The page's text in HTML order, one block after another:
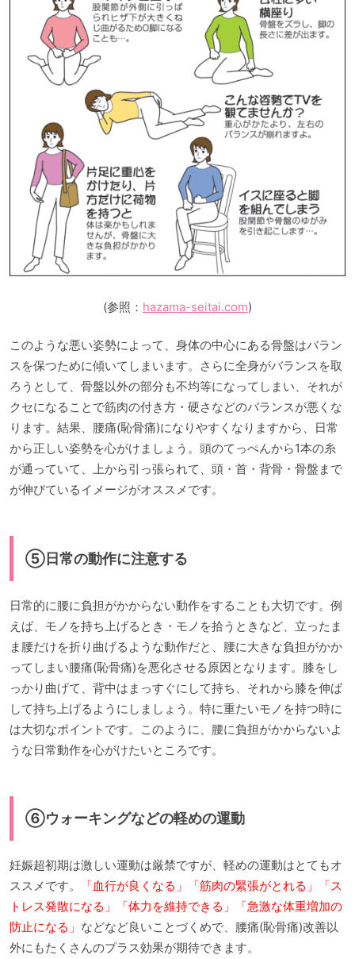
(参照： hazama-seitai.com)
このような悪い姿勢によって、身体の中心にある骨盤はバラン
スを保つために傾いてしまいます。さらに全身がバランスを取
ろうとして、骨盤以外の部分も不均等になってしまい、それが
クセになることで筋肉の付き方・硬さなどのバランスが悪くな
ります。結果、腰痛(恥骨痛)になりやすくなりますから、日常
から正しい姿勢を心がけましょう。頭のてっぺんから1本の糸
が通っていて、上から引っ張られて、頭・首・背骨・骨盤まで
が伸びているイメージがオススメです。
⑤日常の動作に注意する
日常的に腰に負担がかからない動作をすることも大切です。例
えば、モノを持ち上げるとき・モノを拾うときなど、立ったま
ま腰だけを折り曲げるような動作だと、腰に大きな負担がかか
ってしまい腰痛(恥骨痛)を悪化させる原因となります。膝をし
っかり曲げて、背中はまっすぐにして持ち、それから膝を伸ば
して持ち上げるようにしましょう。特に重たいモノを持つ時に
は大切なポイントです。このように、腰に負担がかからないよ
うな日常動作を心がけたいところです。
⑥ウォーキングなどの軽めの運動
妊娠超初期は激しい運動は厳禁ですが、軽めの運動はとてもオ
ススメです。
「血行が良くなる」「筋肉の緊張がとれる」「ス
トレス発散になる」「体力を維持できる」「急激な体重増加の
防止になる」 などなど良いことづくめで、腰痛(恥骨痛)改善以
外にもたくさんのプラス効果が期待できます。